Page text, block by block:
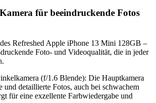
für beeindruckende Fotos
Refreshed Apple iPhone 13 Mini 128GB –
Foto- und Videoqualität, die in jeder
(f/1.6 Blende): Die Hauptkamera
und detaillierte Fotos, auch bei schwachem
für eine exzellente Farbwiedergabe und